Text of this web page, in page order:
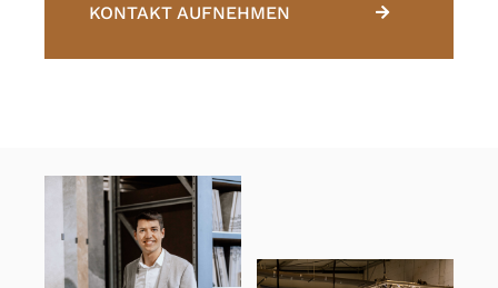
KONTAKT AUFNEHMEN